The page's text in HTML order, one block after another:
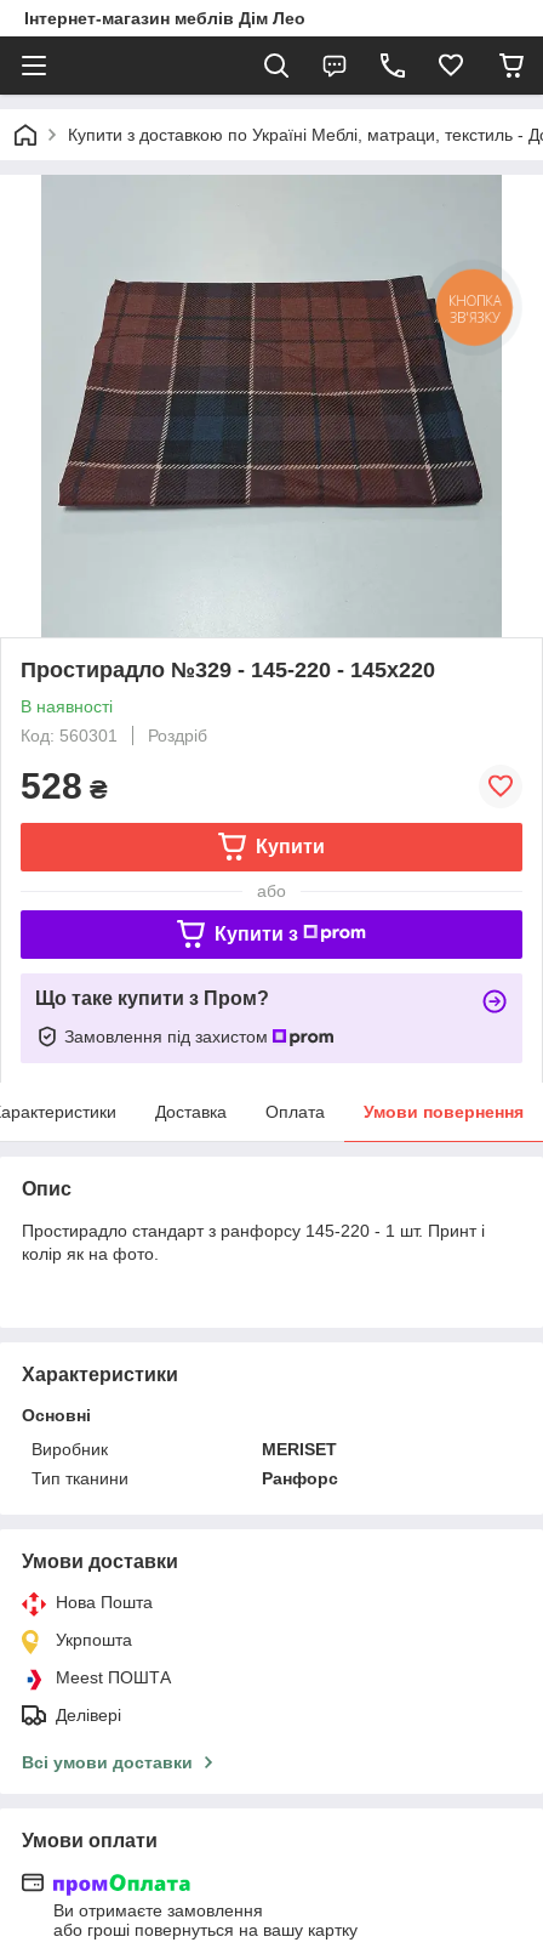
Інтернет-магазин меблів Дім Лео
Купити з доставкою по Україні Меблі, матраци, текстиль -
Простирадло №329 - 145-220 - 145x220
В наявності
Код: 560301
Роздріб
528 ₴
Купити
або
Купити з
Що таке купити з Пром?
Замовлення під захистом
Доставка Оплата Умови повернення
Опис
Простирадло стандарт з ранфорсу 145-220 - 1 шт. Принт і
колір як на фото.
Характеристики
Основні
Виробник
MERISET
Тип тканини
Ранфорс
Умови доставки
Нова Пошта
Укрпошта
Meest ПОШТА
Делівері
Всі умови доставки
Умови оплати
Ви отримаєте замовлення
або гроші повернуться на вашу картку
КНОПКА
ЗВ'ЯЗКУ